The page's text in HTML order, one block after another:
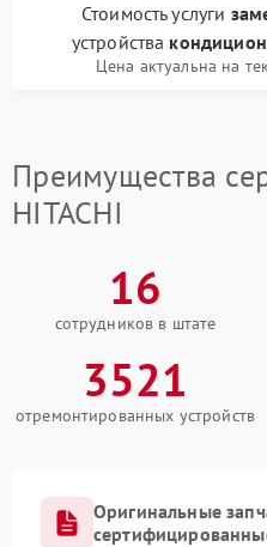
Стоимость услуги
устройства
Цена актуальна на
Преимущества
HITACHI
16
сотрудников в штате
3521
отремонтированных устройств
Оригинальные